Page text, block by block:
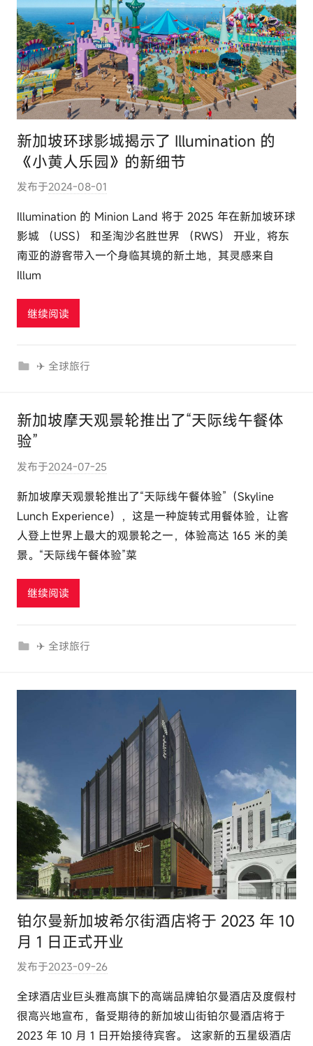
新加坡环球影城揭示了 Illumination 的
《小黄人乐园》的新细节
发布于2024-08-01
:
e
l
Illumination 的 Minion Land 将于 2025 年在新加坡环球
影城 （USS） 和圣淘沙名胜世界 （RWS） 开业，将东
南亚的游客带入一个身临其境的新土地，其灵感来自
Illum
继续阅读
✈ 全球旅行
新加坡摩天观景轮推出了“天际线午餐体
验”
发布于2024-07-25
:
e
l
u
新加坡摩天观景轮推出了“天际线午餐体验”（Skyline
Lunch Experience），这是一种旋转式用餐体验，让客
人登上世界上最大的观景轮之一，体验高达 165 米的美
景。“天际线午餐体验”菜
继续阅读
✈ 全球旅行
铂尔曼新加坡希尔街酒店将于 2023 年 10
月 1 日正式开业
发布于2023-09-26
:
e
l
全球酒店业巨头雅高旗下的高端品牌铂尔曼酒店及度假村
很高兴地宣布，备受期待的新加坡山街铂尔曼酒店将于
2023 年 10 月 1 日开始接待宾客。 这家新的五星级酒店